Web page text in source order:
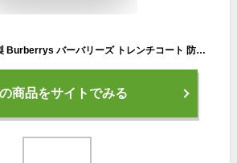
80年代 イングランド製 Burberrys バーバリーズ トレンチコート 防寒 ユーロ ヨーロッパ古着 ベージュ (メンズ L相当) O6443
商品をサイトでみる